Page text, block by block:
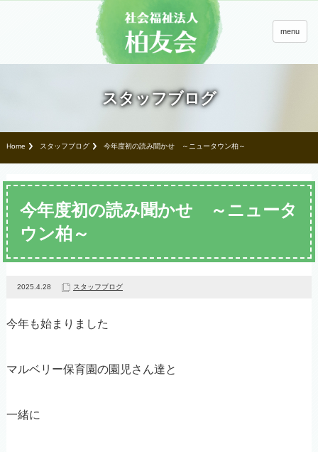
menu
スタッフブログ
Home スタッフブログ 今年度初の読み聞かせ ～ニュータウン柏～
今年度初の読み聞かせ ～ニュータ
ウン柏～
2025.4.28 スタッフブログ
今年も始まりました
マルベリー保育園の園児さん達と
一緒に